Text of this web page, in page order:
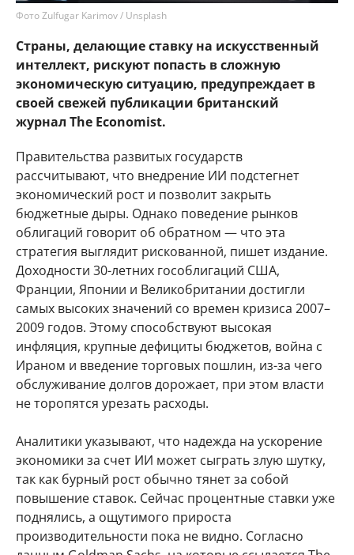
Фото Zulfugar Karimov / Unsplash
Страны, делающие ставку на искусственный
интеллект, рискуют попасть в сложную
экономическую ситуацию, предупреждает в
своей свежей публикации британский
журнал The Economist.
Правительства развитых государств
рассчитывают, что внедрение ИИ подстегнет
экономический рост и позволит закрыть
бюджетные дыры. Однако поведение рынков
облигаций говорит об обратном — что эта
стратегия выглядит рискованной, пишет издание.
Доходности 30-летних гособлигаций США,
Франции, Японии и Великобритании достигли
самых высоких значений со времен кризиса 2007–
2009 годов. Этому способствуют высокая
инфляция, крупные дефициты бюджетов, война с
Ираном и введение торговых пошлин, из-за чего
обслуживание долгов дорожает, при этом власти
не торопятся урезать расходы.
Аналитики указывают, что надежда на ускорение
экономики за счет ИИ может сыграть злую шутку,
так как бурный рост обычно тянет за собой
повышение ставок. Сейчас процентные ставки уже
поднялись, а ощутимого прироста
производительности пока не видно. Согласно